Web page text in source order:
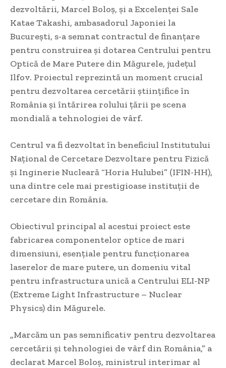
dezvoltării, Marcel Boloș, și a Excelenței Sale
Katae Takashi, ambasadorul Japoniei la
București, s-a semnat contractul de finanțare
pentru construirea și dotarea Centrului pentru
Optică de Mare Putere din Măgurele, județul
Ilfov. Proiectul reprezintă un moment crucial
pentru dezvoltarea cercetării științifice în
România și întărirea rolului țării pe scena
mondială a tehnologiei de vârf.
Centrul va fi dezvoltat în beneficiul Institutului
Național de Cercetare Dezvoltare pentru Fizică
și Inginerie Nucleară “Horia Hulubei” (IFIN-HH),
una dintre cele mai prestigioase instituții de
cercetare din România.
Obiectivul principal al acestui proiect este
fabricarea componentelor optice de mari
dimensiuni, esențiale pentru funcționarea
laserelor de mare putere, un domeniu vital
pentru infrastructura unică a Centrului ELI-NP
(Extreme Light Infrastructure – Nuclear
Physics) din Măgurele.
„Marcăm un pas semnificativ pentru dezvoltarea
cercetării și tehnologiei de vârf din România,” a
declarat Marcel Boloș, ministrul interimar al